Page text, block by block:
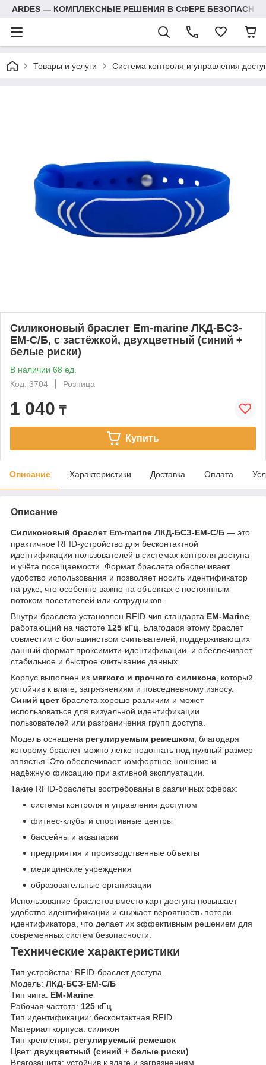
ARDES — КОМПЛЕКСНЫЕ РЕШЕНИЯ В СФЕРЕ
Товары и услуги Система контроля и управления
Силиконовый браслет Em-marine ЛКД-БСЗ-
ЕМ-С/Б, с застёжкой, двухцветный (синий +
белые риски)
В наличии 68 ед.
Код: 3704
Розница
1 040 ₸
Купить
Описание Характеристики Доставка Оплата
Описание
Силиконовый браслет Em-marine ЛКД-БСЗ-ЕМ-С/Б — это
практичное RFID-устройство для бесконтактной
идентификации пользователей в системах контроля доступа
и учёта посещаемости. Формат браслета обеспечивает
удобство использования и позволяет носить идентификатор
на руке, что особенно важно на объектах с постоянным
потоком посетителей или сотрудников.
Внутри браслета установлен RFID-чип стандарта EM-Marine
работающий на частоте 125 кГц . Благодаря этому браслет
совместим с большинством считывателей, поддерживающих
данный формат проксимити-идентификации, и обеспечивает
стабильное и быстрое считывание данных.
Корпус выполнен из мягкого и прочного силикона , который
устойчив к влаге, загрязнениям и повседневному износу.
Синий цвет браслета хорошо различим и может
использоваться для визуальной идентификации
пользователей или разграничения групп доступа.
Модель оснащена регулируемым ремешком , благодаря
которому браслет можно легко подогнать под нужный размер
запястья. Это обеспечивает комфортное ношение и
надёжную фиксацию при активной эксплуатации.
Такие RFID-браслеты востребованы в различных сферах:
системы контроля и управления доступом
фитнес-клубы и спортивные центры
бассейны и аквапарки
предприятия и производственные объекты
медицинские учреждения
образовательные организации
Использование браслетов вместо карт доступа повышает
удобство идентификации и снижает вероятность потери
идентификатора, что делает их эффективным решением для
современных систем безопасности.
Технические характеристики
Тип устройства: RFID-браслет доступа
Модель: ЛКД-БСЗ-ЕМ-С/Б
Тип чипа: EM-Marine
Рабочая частота: 125 кГц
Тип идентификации: бесконтактная RFID
Материал корпуса: силикон
Тип крепления: регулируемый ремешок
Цвет: двухцветный (синий + белые риски)
Влагозащита: устойчив к влаге и загрязнениям